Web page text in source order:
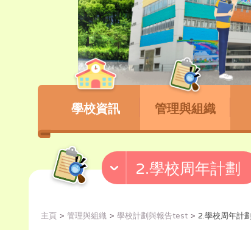
學校資訊 管理與組織
2.學校周年計劃
主頁 管理與組織 學校計劃與報告test 2.學校周年計劃